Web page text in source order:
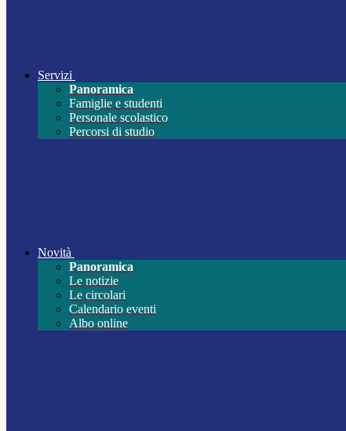
Servizi
Panoramica
Famiglie e studenti
Personale scolastico
Percorsi di studio
Novità
Panoramica
Le notizie
Le circolari
Calendario eventi
Albo online